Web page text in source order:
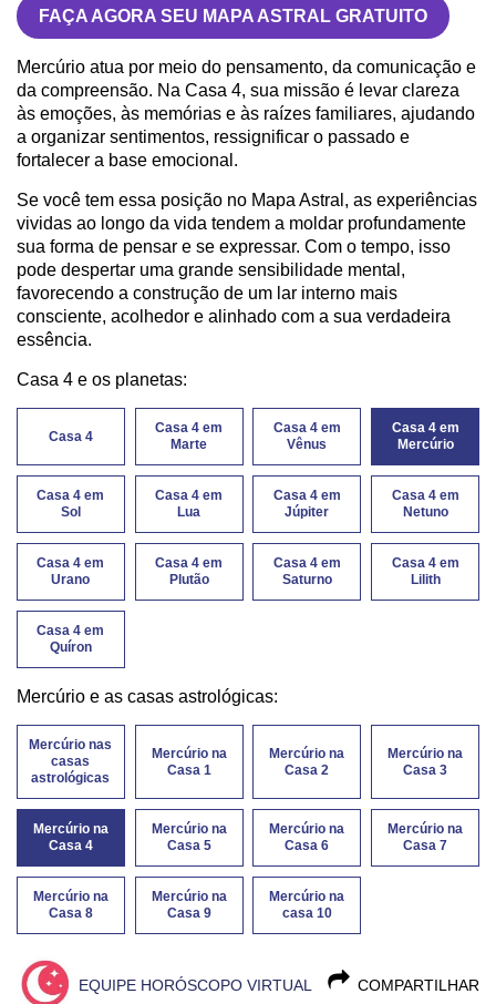
FAÇA AGORA SEU MAPA ASTRAL GRATUITO
Mercúrio atua por meio do pensamento, da comunicação e
da compreensão. Na Casa 4, sua missão é levar clareza
às emoções, às memórias e às raízes familiares, ajudando
a organizar sentimentos, ressignificar o passado e
fortalecer a base emocional.
Se você tem essa posição no Mapa Astral, as experiências
vividas ao longo da vida tendem a moldar profundamente
sua forma de pensar e se expressar. Com o tempo, isso
pode despertar uma grande sensibilidade mental,
favorecendo a construção de um lar interno mais
consciente, acolhedor e alinhado com a sua verdadeira
essência.
Casa 4 e os planetas:
Casa 4
Casa 4 em
Marte
Casa 4 em
Vênus
Casa 4 em
Mercúrio
Casa 4 em
Sol
Casa 4 em
Lua
Casa 4 em
Júpiter
Casa 4 em
Netuno
Casa 4 em
Urano
Casa 4 em
Plutão
Casa 4 em
Saturno
Casa 4 em
Lilith
Casa 4 em
Quíron
Mercúrio e as casas astrológicas:
Mercúrio nas
casas
astrológicas
Mercúrio na
Casa 1
Mercúrio na
Casa 2
Mercúrio na
Casa 3
Mercúrio na
Casa 4
Mercúrio na
Casa 5
Mercúrio na
Casa 6
Mercúrio na
Casa 7
Mercúrio na
Casa 8
Mercúrio na
Casa 9
Mercúrio na
casa 10
COMPARTILHAR
EQUIPE HORÓSCOPO VIRTUAL